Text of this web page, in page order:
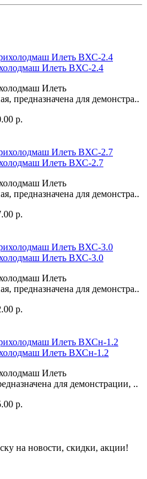
Илеть ВХС-2.4
Илеть
предназначена для демонстра..
р.
Илеть ВХС-2.7
Илеть
предназначена для демонстра..
р.
Илеть ВХС-3.0
Илеть
предназначена для демонстра..
р.
Илеть ВХСн-1.2
Илеть
для демонстрации, ..
р.
на новости, скидки, акции!